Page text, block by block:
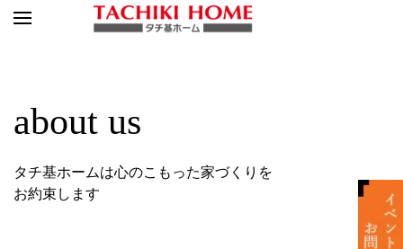
about us
タチ基ホームは心のこもった家づくりを
お約束します